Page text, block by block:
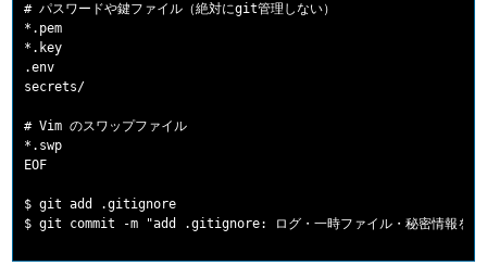
# パスワードや鍵ファイル（絶対にgit管理しない）
*.pem
*.key
.env
secrets/
# Vim のスワップファイル
*.swp
EOF
$ git add .gitignore